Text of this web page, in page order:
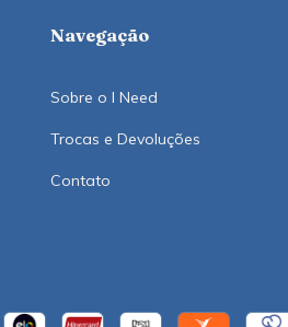
Navegação
Sobre o I Need
Trocas e Devoluções
Contato